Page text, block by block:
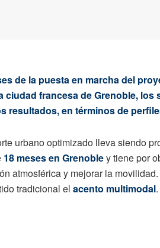
de la puesta en marcha del
francesa de Grenoble, los
resultados, en términos de
urbano optimizado lleva siendo
18 meses en Grenobley tiene por
atmosférica y mejorar la movilidad.
tradicional el acento multimodal.